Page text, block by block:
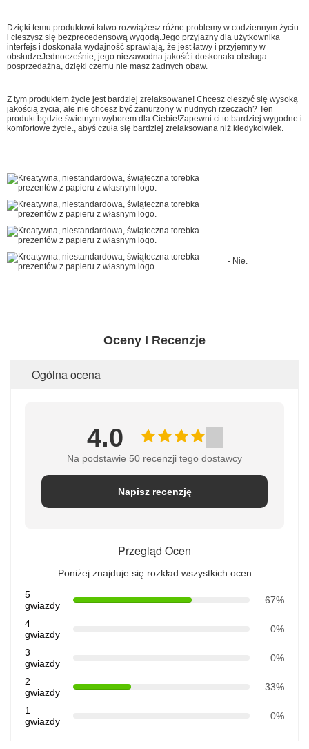
Dzięki temu produktowi łatwo rozwiążesz różne problemy w codziennym życiu
i cieszysz się bezprecedensową wygodą.Jego przyjazny dla użytkownika
interfejs i doskonała wydajność sprawiają, że jest łatwy i przyjemny w
obsłudzeJednocześnie, jego niezawodna jakość i doskonała obsługa
posprzedażna, dzięki czemu nie masz żadnych obaw.
Z tym produktem życie jest bardziej zrelaksowane! Chcesz cieszyć się wysoką
jakością życia, ale nie chcesz być zanurzony w nudnych rzeczach? Ten
produkt będzie świetnym wyborem dla Ciebie!Zapewni ci to bardziej wygodne i
komfortowe życie., abyś czuła się bardziej zrelaksowana niż kiedykolwiek.
- Nie.
Oceny I Recenzje
Ogólna ocena
4.0
Na podstawie 50 recenzji tego dostawcy
Napisz recenzję
Przegląd Ocen
Poniżej znajduje się rozkład wszystkich ocen
5
gwiazdy
67%
4
gwiazdy
0%
3
gwiazdy
0%
2
gwiazdy
33%
1
gwiazdy
0%